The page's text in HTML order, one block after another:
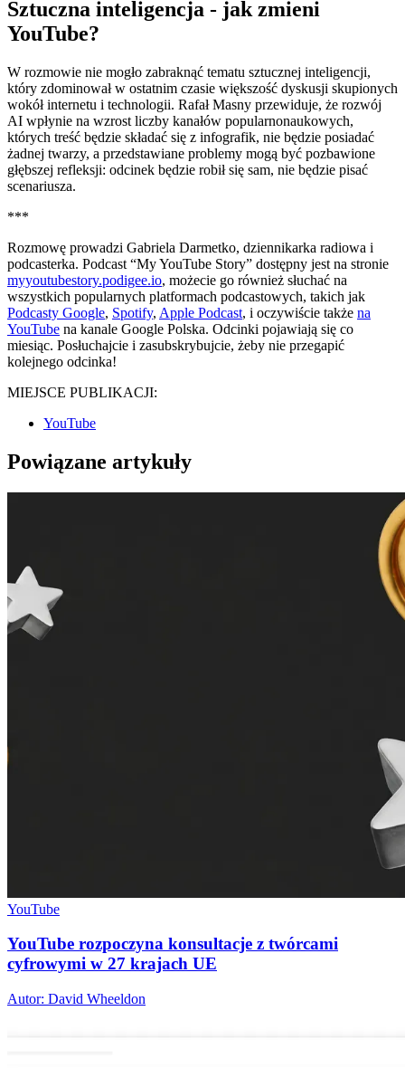
Sztuczna inteligencja - jak zmieni
YouTube?
W rozmowie nie mogło zabraknąć tematu sztucznej inteligencji,
który zdominował w ostatnim czasie większość dyskusji skupionych
wokół internetu i technologii. Rafał Masny przewiduje, że rozwój
AI wpłynie na wzrost liczby kanałów popularnonaukowych,
których treść będzie składać się z infografik, nie będzie posiadać
żadnej twarzy, a przedstawiane problemy mogą być pozbawione
głębszej refleksji: odcinek będzie robił się sam, nie będzie pisać
scenariusza.
***
Rozmowę prowadzi Gabriela Darmetko, dziennikarka radiowa i
podcasterka. Podcast “My YouTube Story” dostępny jest na stronie
myyoutubestory.podigee.io, możecie go również słuchać na
wszystkich popularnych platformach podcastowych, takich jak
Podcasty Google, Spotify, Apple Podcast, i oczywiście także na
YouTube na kanale Google Polska. Odcinki pojawiają się co
miesiąc. Posłuchajcie i zasubskrybujcie, żeby nie przegapić
kolejnego odcinka!
MIEJSCE PUBLIKACJI:
YouTube
Powiązane artykuły
YouTube
YouTube rozpoczyna konsultacje z twórcami
cyfrowymi w 27 krajach UE
Autor: David Wheeldon